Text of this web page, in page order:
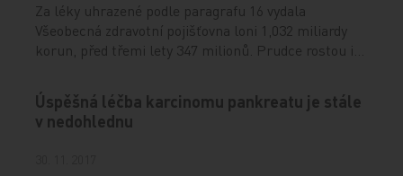
Za léky uhrazené podle paragrafu 16 vydala
Všeobecná zdravotní pojišťovna loni 1,032 miliardy
korun, před třemi lety 347 milionů. Prudce rostou i…
Úspěšná léčba karcinomu pankreatu je stále
v nedohlednu